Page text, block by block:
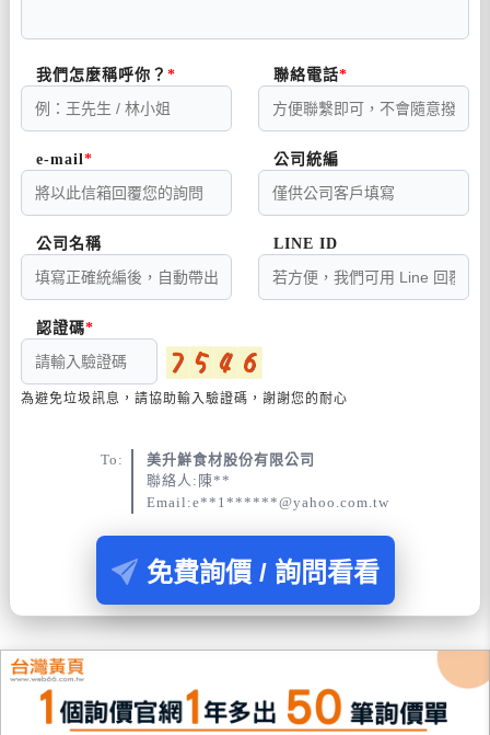
我們怎麼稱呼你？ 聯絡電話
e-mail 公司統編
公司名稱 LINE ID
認證碼
為避免垃圾訊息，請協助輸入驗證碼，謝謝您的耐心
To:
美升鮮食材股份有限公司
聯絡人:陳**
Email:e**1******@yahoo.com.tw
免費詢價 / 詢問看看